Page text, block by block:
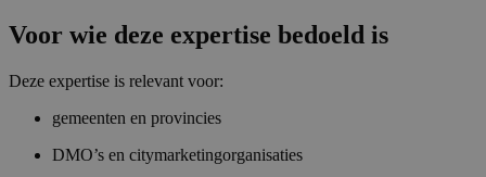
Voor wie deze expertise bedoeld is
Deze expertise is relevant voor:
gemeenten en provincies
DMO’s en citymarketingorganisaties